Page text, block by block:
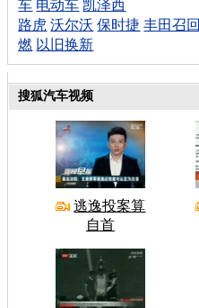
车 电动车 凯泽西
路虎 沃尔沃 保时捷 丰田召回
燃 以旧换新
搜狐汽车视频
逃逸投案算
自首